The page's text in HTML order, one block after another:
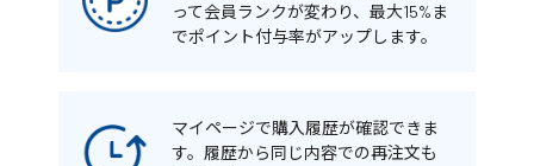
って会員ランクが変わり、最大15%ま
でポイント付与率がアップします。
マイページで購入履歴が確認できま
す。履歴から同じ内容での再注文も